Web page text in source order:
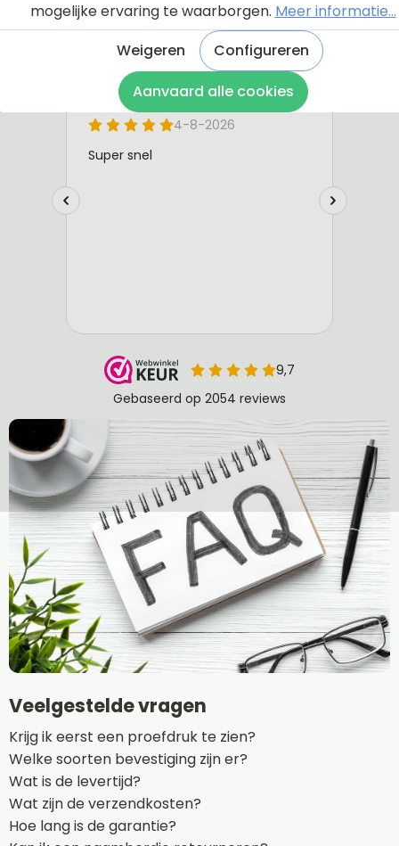
Veelgestelde vragen
Krijg ik eerst een proefdruk te zien?
Welke soorten bevestiging zijn er?
Wat is de levertijd?
Wat zijn de verzendkosten?
Hoe lang is de garantie?
mogelijke ervaring te waarborgen. Meer informatie...
Weigeren
Configureren
Aanvaard alle cookies